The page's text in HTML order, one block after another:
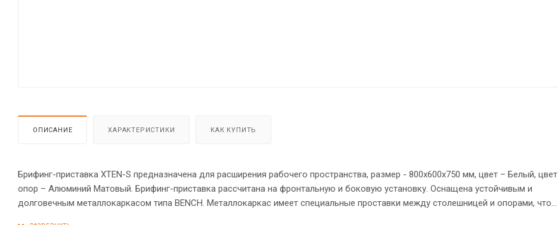
ОПИСАНИЕ ХАРАКТЕРИСТИКИ КАК КУПИТЬ
Брифинг-приставка XTEN-S предназначена для расширения рабочего пространства, размер - 800х600х750 мм, цвет – Белый, цвет
опор – Алюминий Матовый. Брифинг-приставка рассчитана на фронтальную и боковую установку. Оснащена устойчивым и
долговечным металлокаркасом типа BENCH. Металлокаркас имеет специальные проставки между столешницей и опорами, что